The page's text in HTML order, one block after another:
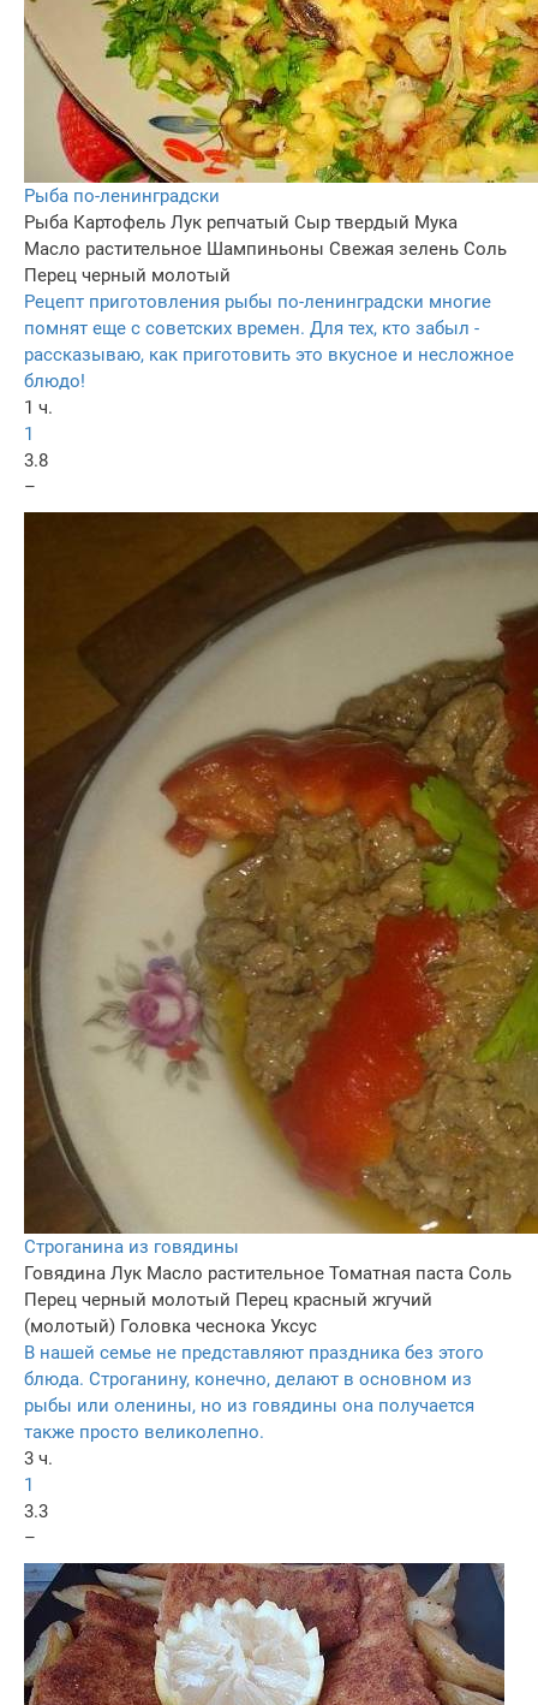
Рыба по-ленинградски
Рыба Картофель Лук репчатый Сыр твердый Мука
Масло растительное Шампиньоны Свежая зелень Соль
Перец черный молотый
Рецепт приготовления рыбы по-ленинградски многие
помнят еще с советских времен. Для тех, кто забыл -
рассказываю, как приготовить это вкусное и несложное
блюдо!
1 ч.
1
3.8
–
Строганина из говядины
Говядина Лук Масло растительное Томатная паста Соль
Перец черный молотый Перец красный жгучий
(молотый) Головка чеснока Уксус
В нашей семье не представляют праздника без этого
блюда. Строганину, конечно, делают в основном из
рыбы или оленины, но из говядины она получается
также просто великолепно.
3 ч.
1
3.3
–